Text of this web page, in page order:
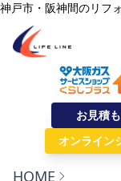
内容をスキップ
神戸市・阪神間のリフ
株式会社ライフラ
お見積
オンライン
HOME